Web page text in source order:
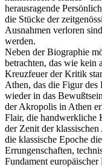
herausragende
die Stücke der
Ausnahmen verloren
werden.
Neben der Biographie
betrachten, das wie kein
Kreuzfeuer der Kritik
Athen, das die Figur des
wieder in das
der Akropolis in Athen
Flair, die handwerkliche
der Zenit der
die klassische Epoche
Errungenschaften,
Fundament